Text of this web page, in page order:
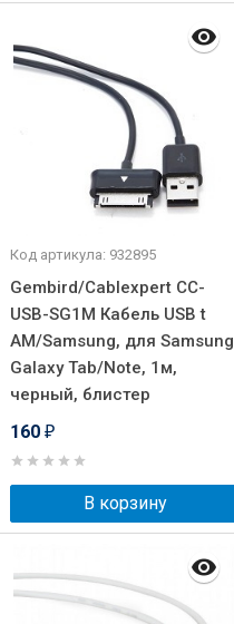
Код артикула: 932895
Gembird/Cablexpert CC-
USB-SG1M Кабель USB t
AM/Samsung, для Samsung
Galaxy Tab/Note, 1м,
черный, блистер
160 ₽
В корзину